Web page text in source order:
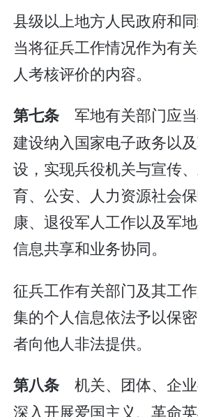
县级以上地方人民政府和
当将征兵工作情况作为有
人考核评价的内容。
第七条 军地有关部门应
建设纳入国家电子政务以
设，实现兵役机关与宣传
育、公安、人力资源社会
康、退役军人工作以及军
信息共享和业务协同。
征兵工作有关部门及其工
集的个人信息依法予以保
者向他人非法提供。
第八条 机关、团体、企
深入开展爱国主义、革命